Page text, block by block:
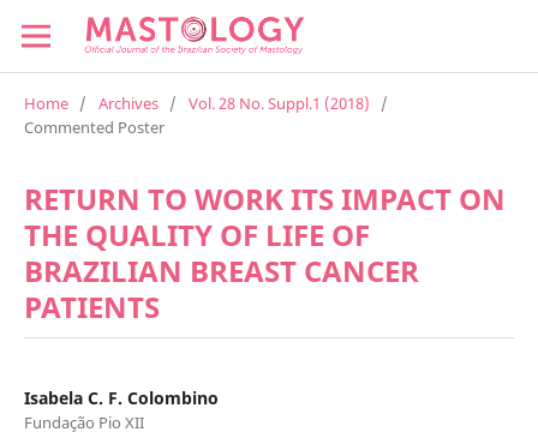
Home / Archives / Vol. 28 No. Suppl.1 (2018)
/
Commented Poster
RETURN TO WORK ITS IMPACT ON
THE QUALITY OF LIFE OF
BRAZILIAN BREAST CANCER
PATIENTS
Isabela C. F. Colombino
Fundação Pio XII